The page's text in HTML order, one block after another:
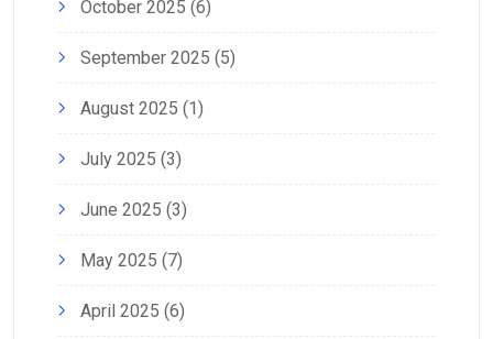
October 2025 (6)
September 2025 (5)
August 2025 (1)
July 2025 (3)
June 2025 (3)
May 2025 (7)
April 2025 (6)